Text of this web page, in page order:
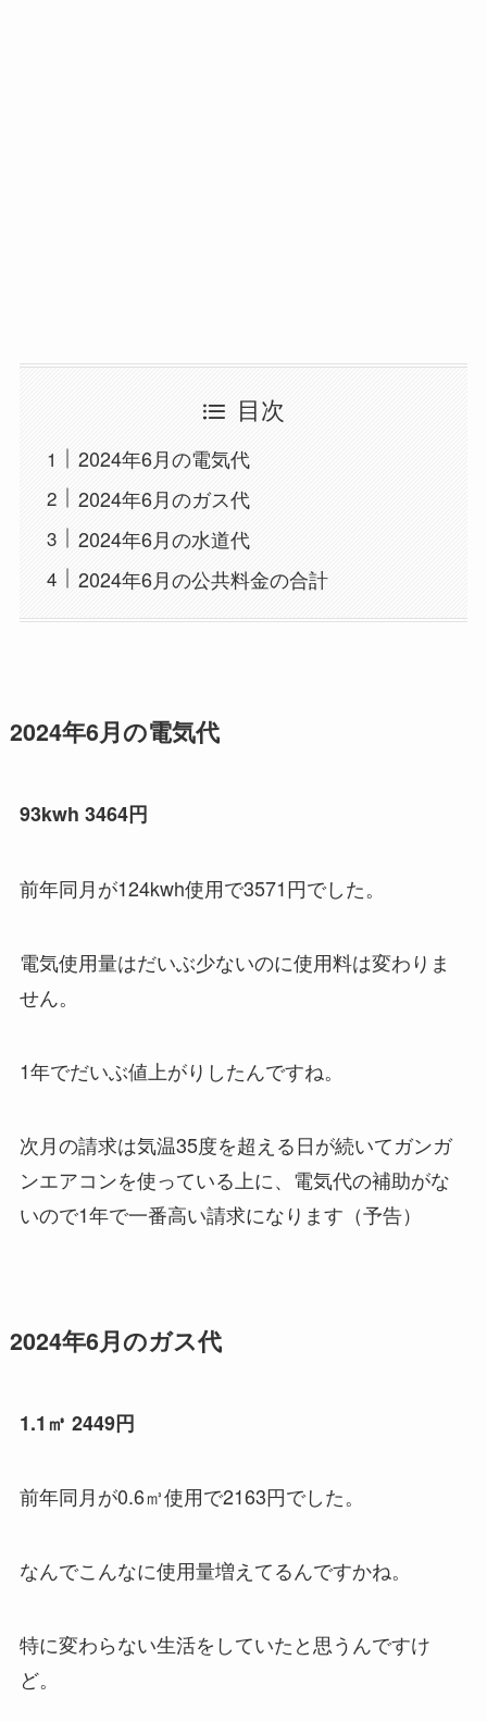
目次
2024年6月の電気代
2024年6月のガス代
2024年6月の水道代
2024年6月の公共料金の合計
2024年6月の電気代
93kwh 3464円
前年同月が124kwh使用で3571円でした。
電気使用量はだいぶ少ないのに使用料は変わりま
せん。
1年でだいぶ値上がりしたんですね。
次月の請求は気温35度を超える日が続いてガンガ
ンエアコンを使っている上に、電気代の補助がな
いので1年で一番高い請求になります（予告）
2024年6月のガス代
1.1㎥ 2449円
前年同月が0.6㎥使用で2163円でした。
なんでこんなに使用量増えてるんですかね。
特に変わらない生活をしていたと思うんですけ
ど。